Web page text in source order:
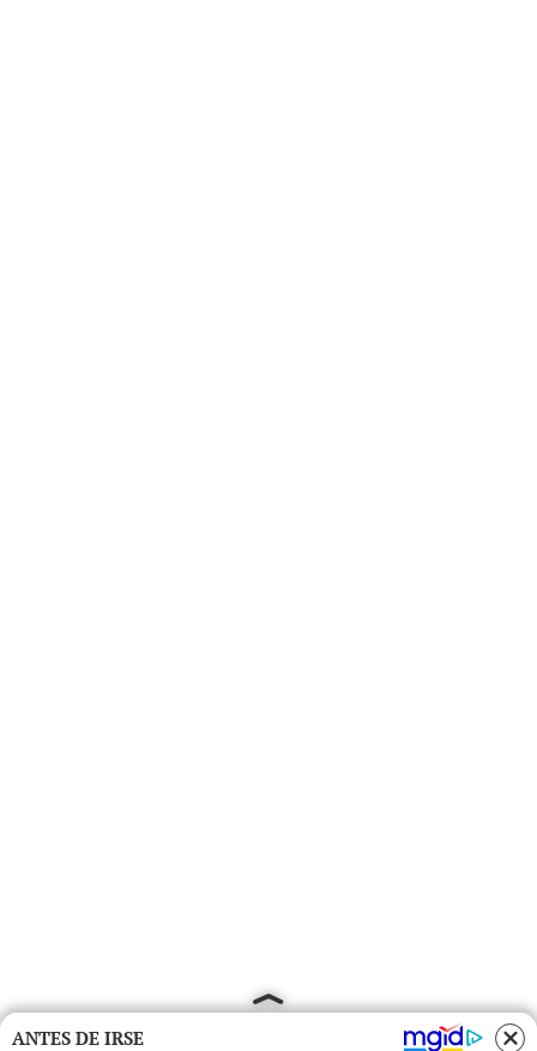
ANTES DE IRSE